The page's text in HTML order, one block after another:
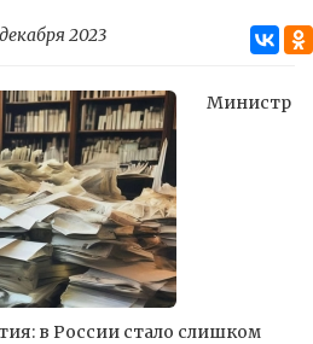
2023
Министр
в России стало слишком